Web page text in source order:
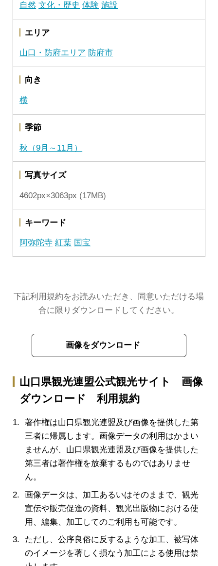
自然 文化・歴史 体験 施設
エリア
山口・防府エリア 防府市
向き
横
季節
秋（9月～11月）
写真サイズ
4602px×3063px (17MB)
キーワード
阿弥陀寺 紅葉 国宝
下記利用規約をお読みいただき、同意いただける場
合に限りダウンロードしてください。
画像をダウンロード
山口県観光連盟公式観光サイト 画像
ダウンロード 利用規約
著作権は山口県観光連盟及び画像を提供した第
三者に帰属します。画像データの利用はかまい
ませんが、山口県観光連盟及び画像を提供した
第三者は著作権を放棄するものではありませ
ん。
画像データは、加工あるいはそのままで、観光
宣伝や販売促進の資料、観光出版物における使
用、編集、加工してのご利用も可能です。
ただし、公序良俗に反するような加工、被写体
のイメージを著しく損なう加工による使用は禁